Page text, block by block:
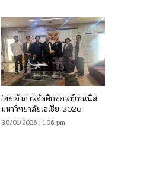
ไทยเจ้าภาพจัดศึกซอฟท์เทนนิส
มหาวิทยาลัยเอเชีย 2026
30/01/2026 | 1:06 pm